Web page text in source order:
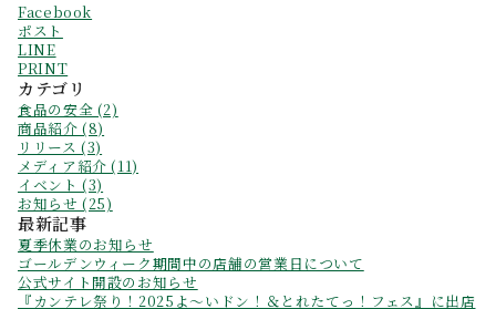
Facebook
ポスト
LINE
PRINT
カテゴリ
食品の安全 (2)
商品紹介 (8)
リリース (3)
メディア紹介 (11)
イベント (3)
お知らせ (25)
最新記事
夏季休業のお知らせ
ゴールデンウィーク期間中の店舗の営業日について
公式サイト開設のお知らせ
『カンテレ祭り！2025よ～いドン！＆とれたてっ！フェス』に出店